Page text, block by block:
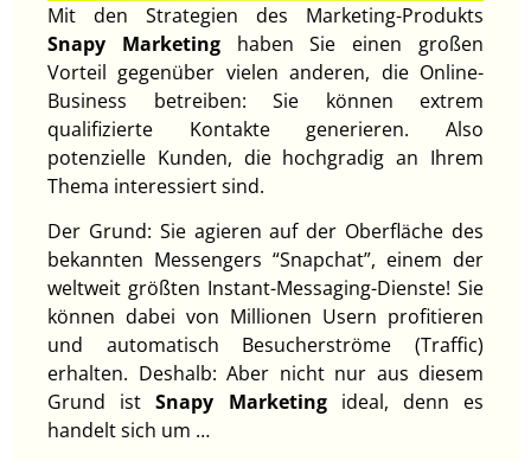
Mit den Strategien des Marketing-Produkts
Snapy Marketinghaben Sie einen großen
Vorteil gegenüber vielen anderen, die Online-
Business betreiben: Sie können extrem
qualifizierte Kontakte generieren. Also
potenzielle Kunden, die hochgradig an Ihrem
Thema interessiert sind.
Der Grund: Sie agieren auf der Oberfläche des
bekannten Messengers “Snapchat”, einem der
weltweit größten Instant-Messaging-Dienste! Sie
können dabei von Millionen Usern profitieren
und automatisch Besucherströme (Traffic)
erhalten. Deshalb: Aber nicht nur aus diesem
Grund istSnapy Marketingideal, denn es
handelt sich um …